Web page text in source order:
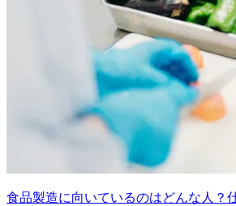
食品製造に向いているのはどんな人？